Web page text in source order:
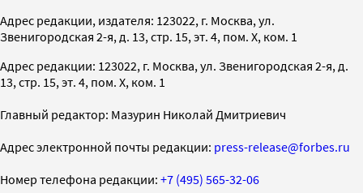
Адрес редакции, издателя: 123022, г. Москва, ул.
Звенигородская 2-я, д. 13, стр. 15, эт. 4, пом. X, ком. 1
Адрес редакции: 123022, г. Москва, ул. Звенигородская 2-я, д.
13, стр. 15, эт. 4, пом. X, ком. 1
Главный редактор: Мазурин Николай Дмитриевич
Адрес электронной почты редакции: press-release@forbes.ru
Номер телефона редакции: +7 (495) 565-32-06